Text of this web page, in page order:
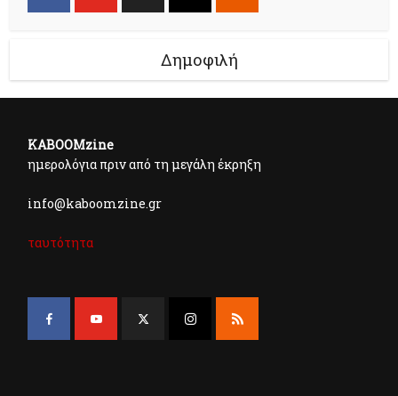
Δημοφιλή
KABOOMzine
ημερολόγια πριν από τη μεγάλη έκρηξη
info@kaboomzine.gr
ταυτότητα